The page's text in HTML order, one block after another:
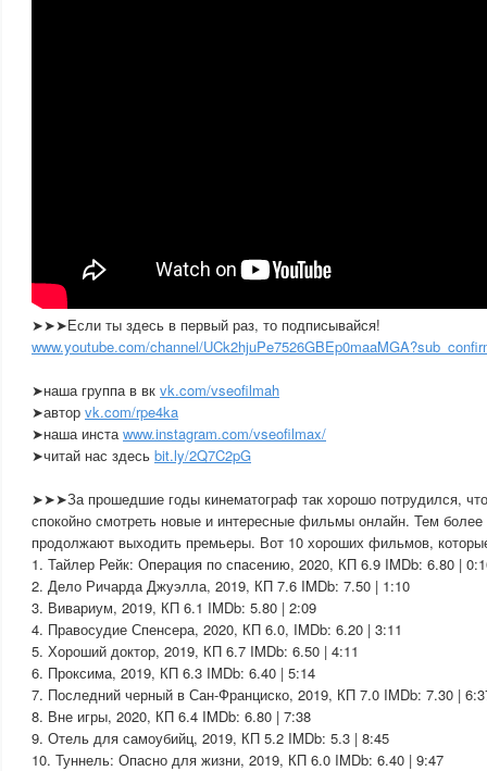
➤➤➤Если ты здесь в первый раз, то подписывайся!
www.youtube.com/channel/
➤наша группа в вк vk.com/vseofilmah
➤автор vk.com/rpe4ka
➤наша инстаwww.instagram.com/vseofilmax/
➤читай нас здесь bit.ly/2Q7C2pG
➤➤➤За прошедшие годы кинематограф так хорошо потрудился,
спокойно смотреть новые и интересные фильмы онлайн. Тем более
продолжают выходить премьеры. Вот 10 хороших фильмов,
1. Тайлер Рейк: Операция по спасению, 2020, КП 6.9 IMDb: 6.80 |
2. Дело Ричарда Джуэлла, 2019, КП 7.6 IMDb: 7.50 | 1:10
3. Вивариум, 2019, КП 6.1 IMDb: 5.80 | 2:09
4. Правосудие Спенсера, 2020, КП 6.0, IMDb: 6.20 | 3:11
5. Хороший доктор, 2019, КП 6.7 IMDb: 6.50 | 4:11
6. Проксима, 2019, КП 6.3 IMDb: 6.40 | 5:14
7. Последний черный в Сан-Франциско, 2019, КП 7.0 IMDb: 7.30 |
8. Вне игры, 2020, КП 6.4 IMDb: 6.80 | 7:38
9. Отель для самоубийц, 2019, КП 5.2 IMDb: 5.3 | 8:45
10. Туннель: Опасно для жизни, 2019, КП 6.0 IMDb: 6.40 | 9:47